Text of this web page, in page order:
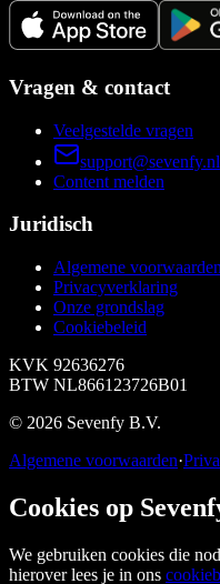
Vragen & contact
Veelgestelde vragen
support@sevenfy.nl
Content melden
Juridisch
Algemene voorwaarden
Privacyverklaring
Onze grondslag
Cookiebeleid
KVK 92636276
BTW NL866123726B01
© 2026 Sevenfy B.V.
Algemene voorwaarden·
Cookies op
We gebruiken cookies die
hierover lees je in ons